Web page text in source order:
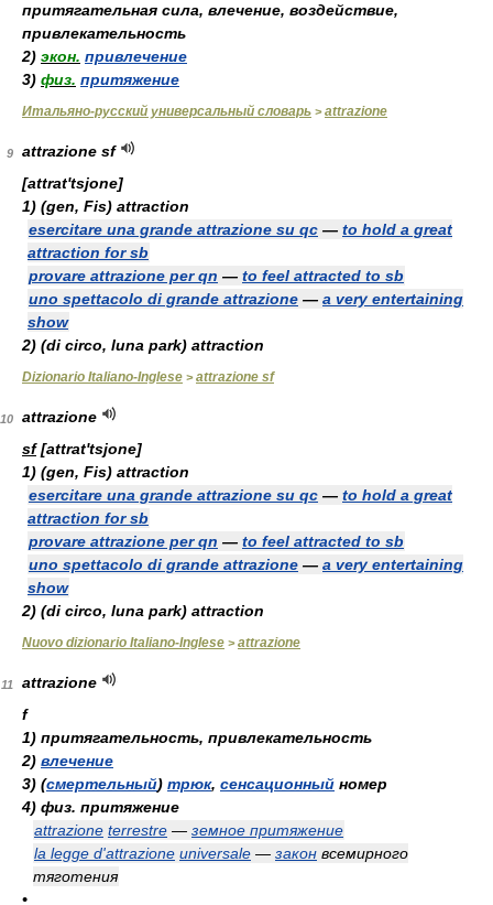
притягательная сила, влечение, воздействие,
привлекательность
2) экон. привлечение
3) физ. притяжение
Итальяно-русский универсальный словарь >attrazione
9
attrazione sf
[attrat'tsjone]
1) (gen, Fis) attraction
esercitare una grande attrazione su qc — to hold a great
attraction for sb
provare attrazione per qn — to feel attracted to sb
uno spettacolo di grande attrazione — a very entertaining
show
2) (di circo, luna park) attraction
Dizionario Italiano-Inglese >attrazione sf
10
attrazione
sf[attrat'tsjone]
1) (gen, Fis) attraction
esercitare una grande attrazione su qc — to hold a great
attraction for sb
provare attrazione per qn — to feel attracted to sb
uno spettacolo di grande attrazione — a very entertaining
show
2) (di circo, luna park) attraction
Nuovo dizionario Italiano-Inglese >attrazione
11
attrazione
f
1) притягательность, привлекательность
2) влечение
3) (смертельный) трюк, сенсационный номер
4) физ. притяжение
attrazione terrestre — земное притяжение
la legge d'attrazione universale — закон всемирного
тяготения
•